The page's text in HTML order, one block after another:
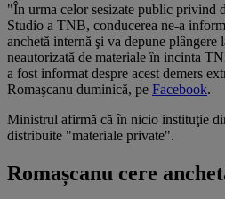
"În urma celor sesizate public privind
Studio a TNB, conducerea ne-a
anchetă internă şi va depune
neautorizată de materiale în incinta
a fost informat despre acest demers
Romaşcanu duminică, pe Facebook.
Ministrul afirmă că în nicio instituţie
distribuite "materiale private".
Romașcanu cere